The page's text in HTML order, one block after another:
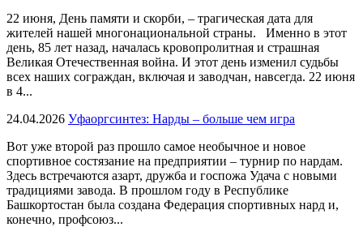
22 июня, День памяти и скорби, – трагическая дата для
жителей нашей многонациональной страны. Именно в этот
день, 85 лет назад, началась кровопролитная и страшная
Великая Отечественная война. И этот день изменил судьбы
всех наших сограждан, включая и заводчан, навсегда. 22 июня
в 4...
24.04.2026 Уфаоргсинтез: Нарды – больше чем игра
Вот уже второй раз прошло самое необычное и новое
спортивное состязание на предприятии – турнир по нардам.
Здесь встречаются азарт, дружба и госпожа Удача с новыми
традициями завода. В прошлом году в Республике
Башкортостан была создана Федерация спортивных нард и,
конечно, профсоюз...